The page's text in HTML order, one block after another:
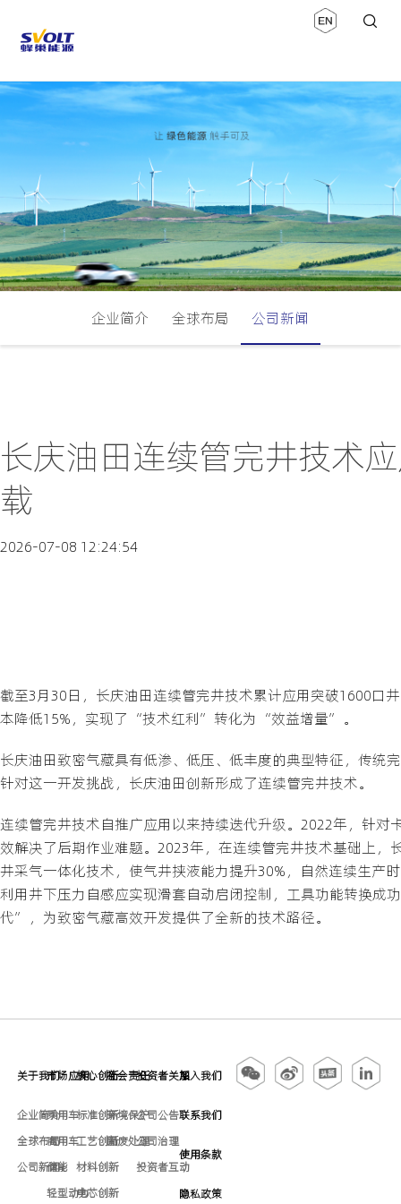
企业简介 全球布局 公司新闻
长庆油田连续管完井技术
载
2026-07-08 12:24:54
截至3月30日，长庆油田连续管完井技术累计应用突破1600口
本降低15%，实现了“技术红利”转化为“效益增量”。
长庆油田致密气藏具有低渗、低压、低丰度的典型特征，传统
针对这一开发挑战，长庆油田创新形成了连续管完井技术。
连续管完井技术自推广应用以来持续迭代升级。2022年，针
效解决了后期作业难题。2023年，在连续管完井技术基础上
井采气一体化技术，使气井挟液能力提升30%，自然连续生产
利用井下压力自感应实现滑套自动启闭控制，工具功能转换
代”，为致密气藏高效开发提供了全新的技术路径。
关于我们
企业简介
全球布局
公司新闻
市场应用
乘用车
商用车
储能
轻型动力
核心创新
标准创新
工艺创新
材料创新
电芯创新
社会责任
环境保护
固废处理
投资者关系
公司公告
公司治理
投资者互动
加入我们
联系我们
使用条款
隐私政策